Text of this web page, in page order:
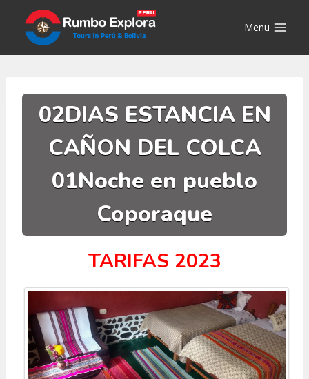
contenido
Menu
02DIAS ESTANCIA EN
CAÑON DEL COLCA
01Noche en pueblo
Coporaque
TARIFAS 2023